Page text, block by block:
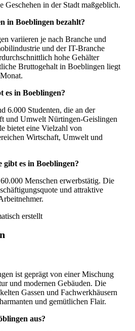
Geschehen in der Stadt maßgeblich.
in Boeblingen bezahlt?
variieren je nach Branche und
und der IT-Branche
hohe Gehälter
Bruttogehalt in Boeblingen liegt
es in Boeblingen?
6.000 Studenten, die an der
und Umwelt Nürtingen-Geislingen
bietet eine Vielzahl von
Wirtschaft, Umwelt und
es in Boeblingen?
Menschen erwerbstätig. Die
und attraktive
erstellt
ist geprägt von einer Mischung
und modernen Gebäuden. Die
Gassen und Fachwerkhäusern
und gemütlichen Flair.
aus?